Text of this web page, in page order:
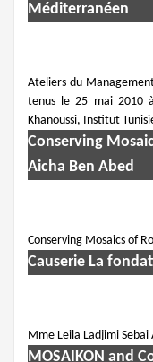
Méditerranéen
Ateliers du
tenus le 25 mai 2010
Khanoussi, Institut
Conserving
Aicha Ben Abed
Conserving Mosaics of
Causerie La
Mme Leila Ladjimi Sebai
MOSAIKON and